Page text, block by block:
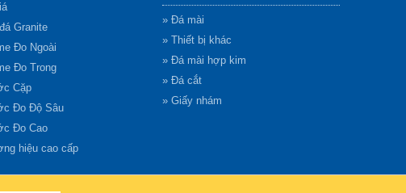
Granite
Đo Ngoài
Đo Trong
Cặp
Đo Độ Sâu
Đo Cao
hiệu cao cấp
» Đá mài
» Thiết bị khác
» Đá mài hợp kim
» Đá cắt
» Giấy nhám